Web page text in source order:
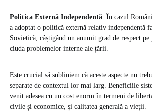
Politica Externă Independentă: În cazul
a adoptat o politică externă relativ independentă
Sovietică, câștigând un anumit grad de respect
ciuda problemelor interne ale țării.
Este crucial să subliniem că aceste aspecte nu
separate de contextul lor mai larg. Beneficiile
venit adesea cu un cost enorm în termeni de
civile și economice, și calitatea generală a vieții.